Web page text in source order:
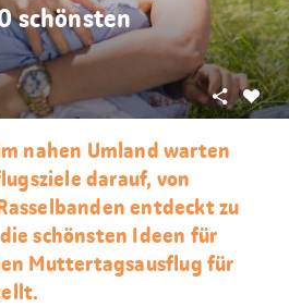
schönsten
Als
Teilen
nahen Umland warten
darauf, von
entdeckt zu
schönsten Ideen für
Muttertagsausflug für